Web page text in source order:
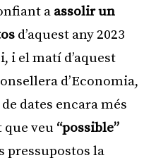
a assolir un
d’aquest any 2023
i el matí d’aquest
d’Economia,
dates encara més
que veu “possible”
pressupostos la